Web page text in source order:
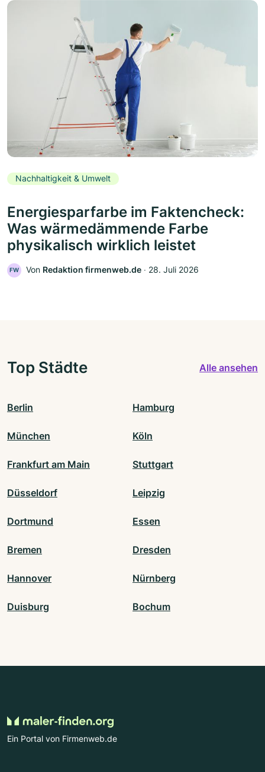
Nachhaltigkeit & Umwelt
Energiesparfarbe im Faktencheck:
Was wärmedämmende Farbe
physikalisch wirklich leistet
FW Von Redaktion firmenweb.de ‧ 28. Juli 2026
Top Städte Alle ansehen
Berlin Hamburg
München Köln
Frankfurt am Main Stuttgart
Düsseldorf Leipzig
Dortmund Essen
Bremen Dresden
Hannover Nürnberg
Duisburg Bochum
Ein Portal von Firmenweb.de